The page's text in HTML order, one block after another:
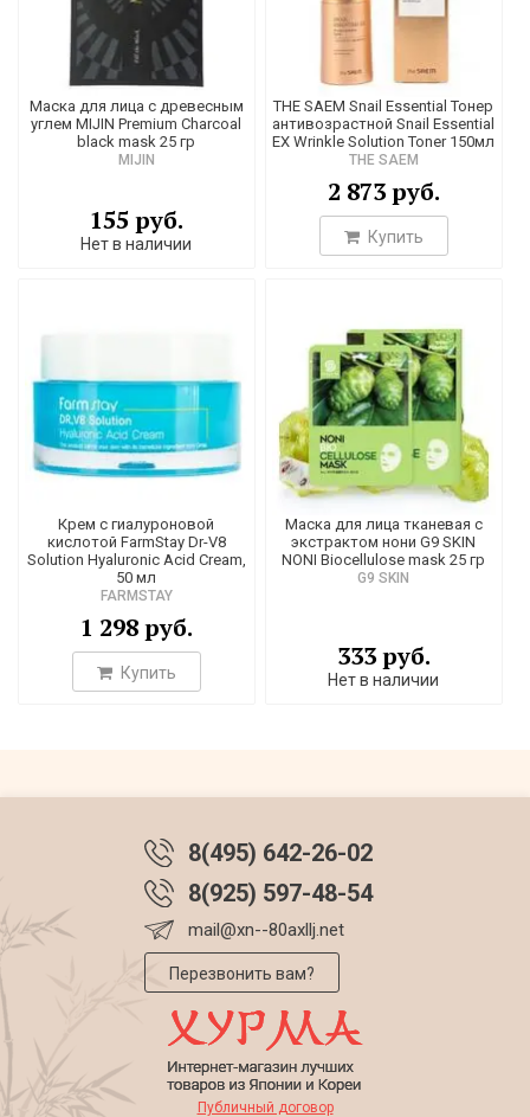
Маска для лица с древесным
углем MIJIN Premium Charcoal
black mask 25 гр
MIJIN
155 руб.
Нет в наличии
THE SAEM Snail Essential Тонер
антивозрастной Snail Essential
EX Wrinkle Solution Toner 150мл
THE SAEM
2 873 руб.
Купить
Крем с гиалуроновой
кислотой FarmStay Dr-V8
Solution Hyaluronic Acid Cream,
50 мл
FARMSTAY
1 298 руб.
Купить
Маска для лица тканевая с
экстрактом нони G9 SKIN
NONI Biocellulose mask 25 гр
G9 SKIN
333 руб.
Нет в наличии
Публичный договор
8(495) 642-26-02
8(925) 597-48-54
mail@xn--80axllj.net
Перезвонить вам?